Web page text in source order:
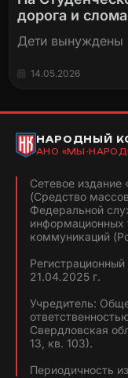
дорога и
Дети вынуждены
14.05.2026
НАРОДНЫЙ
АНО «МЫ-
Сетевое
(Средство
Федеральной
информационных
коммуникаций
21.04.2025 г.
Учредитель:
Свердловская
13, кв. 103).
Периодичность